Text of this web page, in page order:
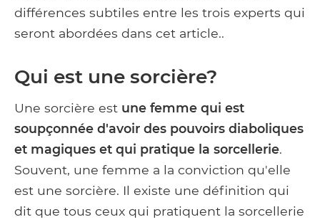
différences subtiles entre les trois experts qui
seront abordées dans cet article..
Qui est une sorcière?
Une sorcière est une femme qui est
soupçonnée d'avoir des pouvoirs diaboliques
et magiques et qui pratique la sorcellerie.
Souvent, une femme a la conviction qu'elle
est une sorcière. Il existe une définition qui
dit que tous ceux qui pratiquent la sorcellerie